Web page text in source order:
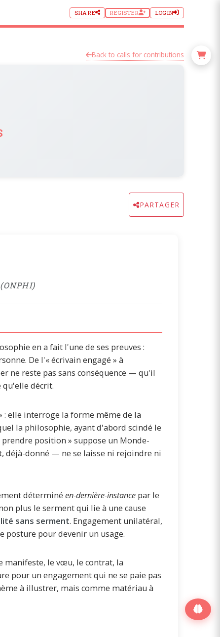
SHARE REGISTER LOGIN
Back to calls for contributions
PARTAGER
en a fait l'une de ses preuves :
De l'« écrivain engagé » à
ne reste pas sans conséquence — qu'il
qu'elle décrit.
: elle interroge la forme même de la
la philosophie, ayant d'abord scindé le
position » suppose un Monde-
déjà-donné — ne se laisse ni rejoindre ni
déterminé en-dernière-instancepar le
plus le serment qui lie à une cause
sans serment. Engagement unilatéral,
posture pour devenir un usage.
manifeste, le vœu, le contrat, la
pour un engagement qui ne se paie pas
à illustrer, mais comme matériau à